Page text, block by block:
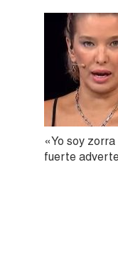
«Yo soy
fuerte